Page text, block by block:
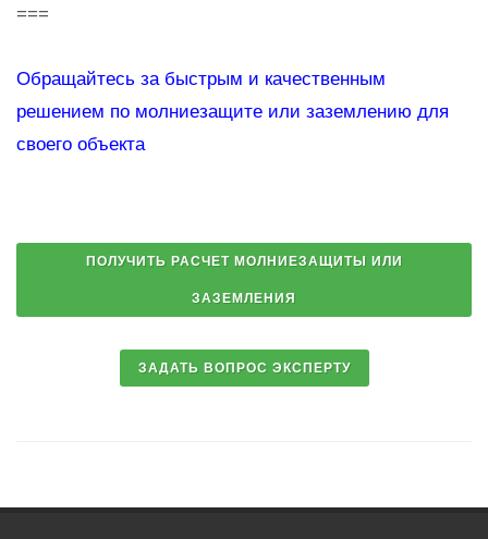
===
Обращайтесь за быстрым и качественным
решением по молниезащите или заземлению для
своего объекта